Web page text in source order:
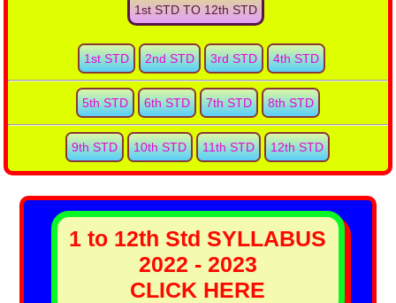
1st STD TO 12th STD
1st STD 2nd STD 3rd STD 4th STD
5th STD 6th STD 7th STD 8th STD
9th STD 10th STD 11th STD 12th STD
1 to 12th Std SYLLABUS
2022 - 2023
CLICK HERE